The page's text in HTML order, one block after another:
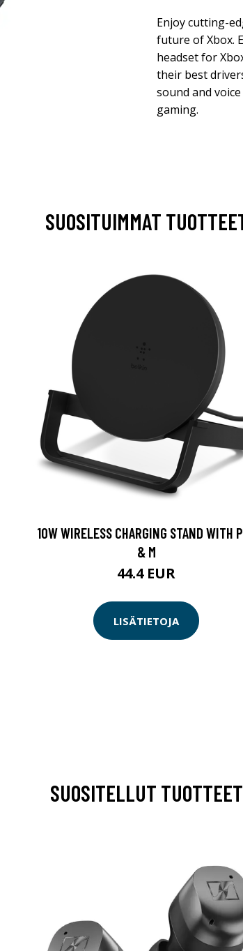
Enjoy cutting-
future of Xbox.
headset for
their best
sound and
gaming.
SUOSITUIMMAT
10W WIRELESS CHARGING STAND WITH
& M
44.4 EUR
LISÄTIETOJA
SUOSITELLUT TUOTTEET